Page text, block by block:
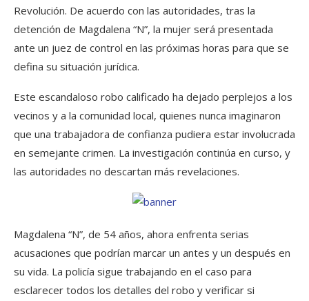
Revolución. De acuerdo con las autoridades, tras la
detención de Magdalena “N”, la mujer será presentada
ante un juez de control en las próximas horas para que se
defina su situación jurídica.
Este escandaloso robo calificado ha dejado perplejos a los
vecinos y a la comunidad local, quienes nunca imaginaron
que una trabajadora de confianza pudiera estar involucrada
en semejante crimen. La investigación continúa en curso, y
las autoridades no descartan más revelaciones.
Magdalena “N”, de 54 años, ahora enfrenta serias
acusaciones que podrían marcar un antes y un después en
su vida. La policía sigue trabajando en el caso para
esclarecer todos los detalles del robo y verificar si